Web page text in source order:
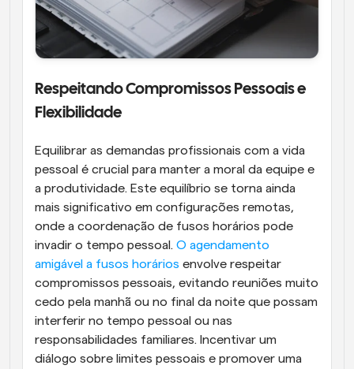
Respeitando Compromissos Pessoais e
Flexibilidade
Equilibrar as demandas profissionais com a vida
pessoal é crucial para manter a moral da equipe e
a produtividade. Este equilíbrio se torna ainda
mais significativo em configurações remotas,
onde a coordenação de fusos horários pode
invadir o tempo pessoal. O agendamento
amigável a fusos horários envolve respeitar
compromissos pessoais, evitando reuniões muito
cedo pela manhã ou no final da noite que possam
interferir no tempo pessoal ou nas
responsabilidades familiares. Incentivar um
diálogo sobre limites pessoais e promover uma